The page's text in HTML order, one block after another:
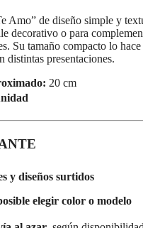
Amo” de diseño simple y
decorativo o para
Su tamaño compacto lo
distintas presentaciones.
20 cm
y diseños surtidos
elegir color o modelo